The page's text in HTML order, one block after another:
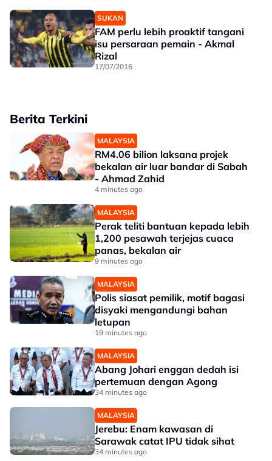
SUKAN
FAM perlu lebih proaktif tangani
isu persaraan pemain - Akmal
Rizal
17/07/2016
Berita Terkini
MALAYSIA
RM4.06 bilion laksana projek
bekalan air luar bandar di Sabah
- Ahmad Zahid
4 minutes ago
MALAYSIA
Perak teliti bantuan kepada lebih
1,200 pesawah terjejas cuaca
panas, bekalan air
9 minutes ago
MALAYSIA
Polis siasat pemilik, motif bagasi
disyaki mengandungi bahan
letupan
19 minutes ago
MALAYSIA
Abang Johari enggan dedah isi
pertemuan dengan Agong
34 minutes ago
MALAYSIA
Jerebu: Enam kawasan di
Sarawak catat IPU tidak sihat
34 minutes ago